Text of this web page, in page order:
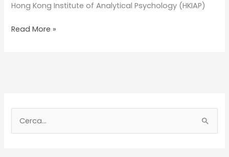
Hong Kong Institute of Analytical Psychology (HKIAP)
Fairy
Public
Read More »